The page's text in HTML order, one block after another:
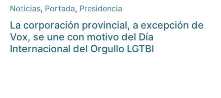
Noticias, Portada, Presidencia
La corporación provincial, a excepción de
Vox, se une con motivo del Día
Internacional del Orgullo LGTBI